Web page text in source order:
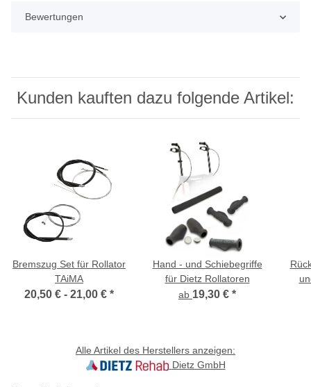
Bewertungen
Kunden kauften dazu folgende Artikel:
Bremszug Set für Rollator
TAiMA
20,50 € - 21,00 € *
Hand - und Schiebegriffe
für Dietz Rollatoren
ab 19,30 € *
Alle Artikel des Herstellers anzeigen:
Dietz GmbH